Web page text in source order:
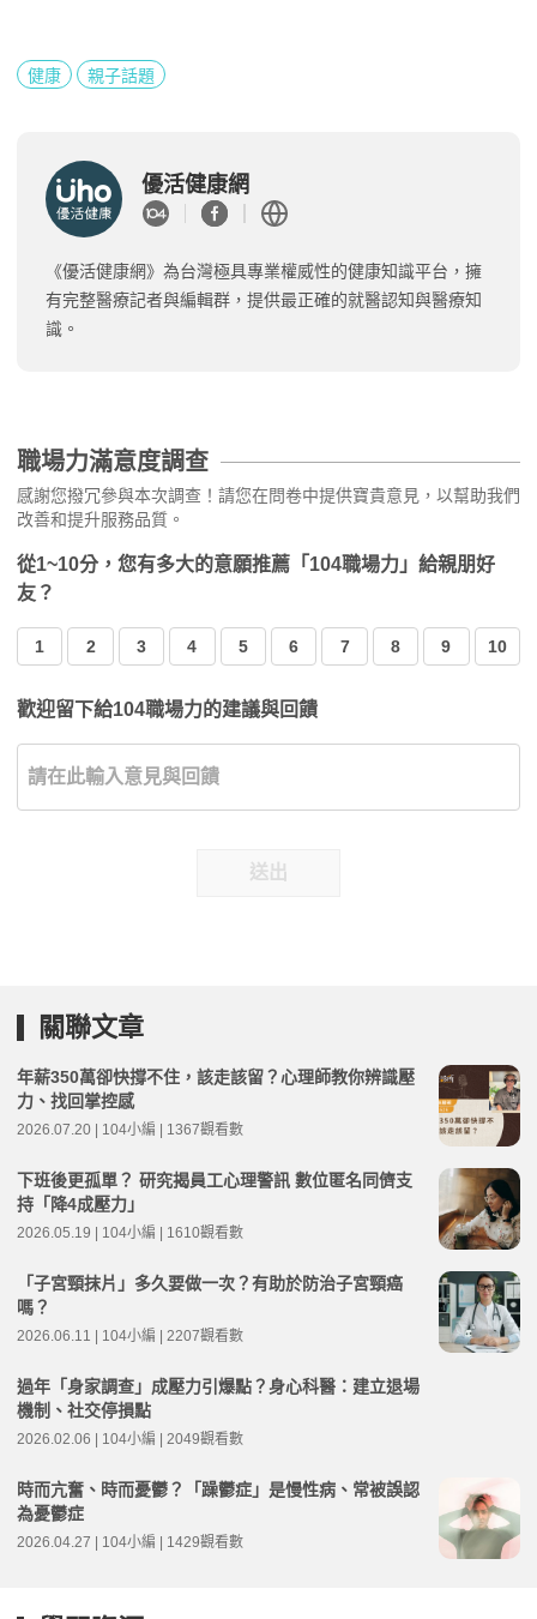
健康 親子話題
優活健康網
《優活健康網》為台灣極具專業權威性的健康知識平台，擁
有完整醫療記者與編輯群，提供最正確的就醫認知與醫療知
識。
職場力滿意度調查
感謝您撥冗參與本次調查！請您在問卷中提供寶貴意見，以幫助我們
改善和提升服務品質。
從1~10分，您有多大的意願推薦「104職場力」給親朋好
友？
1 2 3 4 5 6 7 8 9 10
歡迎留下給104職場力的建議與回饋
送出
關聯文章
年薪350萬卻快撐不住，該走該留？心理師教你辨識壓
力、找回掌控感
2026.07.20 | 104小編 | 1367觀看數
下班後更孤單？ 研究揭員工心理警訊 數位匿名同儕支
持「降4成壓力」
2026.05.19 | 104小編 | 1610觀看數
「子宮頸抹片」多久要做一次？有助於防治子宮頸癌
嗎？
2026.06.11 | 104小編 | 2207觀看數
過年「身家調查」成壓力引爆點？身心科醫：建立退場
機制、社交停損點
2026.02.06 | 104小編 | 2049觀看數
時而亢奮、時而憂鬱？「躁鬱症」是慢性病、常被誤認
為憂鬱症
2026.04.27 | 104小編 | 1429觀看數